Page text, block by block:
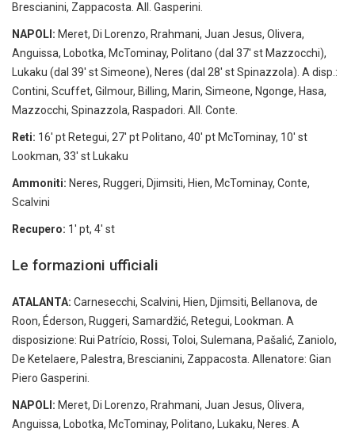
Brescianini, Zappacosta. All. Gasperini.
NAPOLI: Meret, Di Lorenzo, Rrahmani, Juan Jesus, Olivera,
Anguissa, Lobotka, McTominay, Politano (dal 37' st Mazzocchi),
Lukaku (dal 39' st Simeone), Neres (dal 28' st Spinazzola). A disp.:
Contini, Scuffet, Gilmour, Billing, Marin, Simeone, Ngonge, Hasa,
Mazzocchi, Spinazzola, Raspadori. All. Conte.
Reti: 16' pt Retegui, 27' pt Politano, 40' pt McTominay, 10' st
Lookman, 33' st Lukaku
Ammoniti: Neres, Ruggeri, Djimsiti, Hien, McTominay, Conte,
Scalvini
Recupero: 1' pt, 4' st
Le formazioni ufficiali
ATALANTA: Carnesecchi, Scalvini, Hien, Djimsiti, Bellanova, de
Roon, Éderson, Ruggeri, Samardžić, Retegui, Lookman. A
disposizione: Rui Patrício, Rossi, Toloi, Sulemana, Pašalić, Zaniolo,
De Ketelaere, Palestra, Brescianini, Zappacosta. Allenatore: Gian
Piero Gasperini.
NAPOLI: Meret, Di Lorenzo, Rrahmani, Juan Jesus, Olivera,
Anguissa, Lobotka, McTominay, Politano, Lukaku, Neres. A